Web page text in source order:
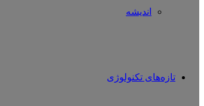
اندیشه
تازه‌های تکنولوژی